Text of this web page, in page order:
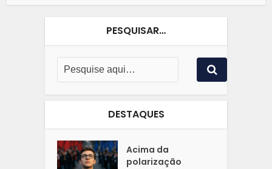
PESQUISAR…
DESTAQUES
Acima da
polarização